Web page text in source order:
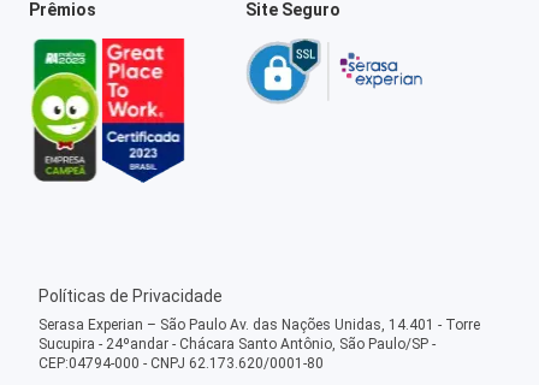
Prêmios Site Seguro
Políticas de Privacidade
Serasa Experian – São Paulo Av. das Nações Unidas, 14.401 - Torre
Sucupira - 24ºandar - Chácara Santo Antônio, São Paulo/SP -
CEP:04794-000 - CNPJ 62.173.620/0001-80